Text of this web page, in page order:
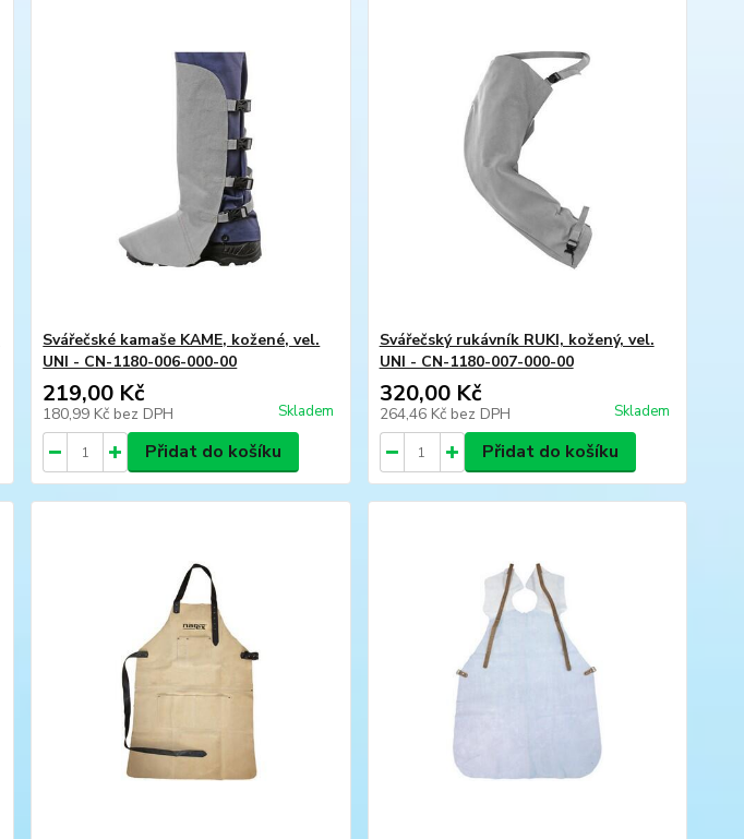
Svářečské kamaše KAME, kožené, vel.
UNI - CN-1180-006-000-00
219,00 Kč
180,99 Kč bez DPH Skladem
Přidat do košíku
Svářečský rukávník RUKI, kožený, vel.
UNI - CN-1180-007-000-00
320,00 Kč
264,46 Kč bez DPH Skladem
Přidat do košíku